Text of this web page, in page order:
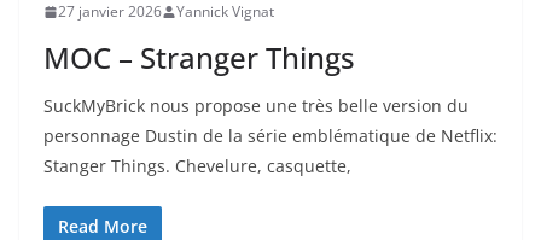
27 janvier 2026 Yannick Vignat
MOC – Stranger Things
SuckMyBrick nous propose une très belle version du
personnage Dustin de la série emblématique de Netflix:
Stanger Things. Chevelure, casquette,
Read More